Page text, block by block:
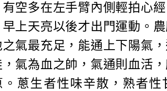
空多在左手臂內側輕拍心
上天亮以後才出門運動。
氣最充足，能通上下陽氣
氣為血之帥，氣通則血活
。蔥生者性味辛散，熟者性